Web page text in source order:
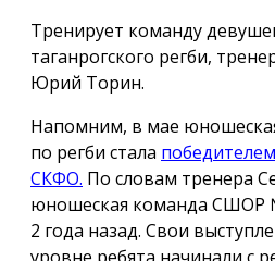
Тренирует команду
таганрогского регби,
Юрий Торин.
Напомним, в мае
по регби стала
СКФО. По словам тренера
юношеская команда СШОР
2 года назад. Свои